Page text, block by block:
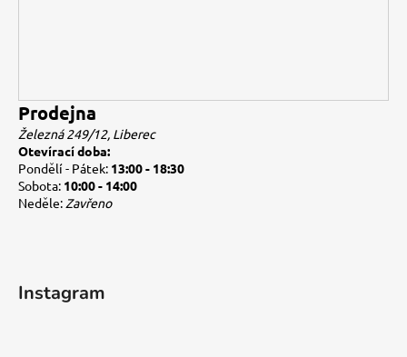
Prodejna
Železná 249/12, Liberec
Otevírací doba:
Pondělí - Pátek: 13:00 - 18:30
Sobota: 10:00 - 14:00
Neděle: Zavřeno
Instagram